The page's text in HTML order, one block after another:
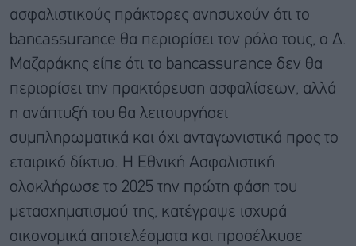
ασφαλιστικούς πράκτορες ανησυχούν ότι το
bancassurance θα περιορίσει τον ρόλο τους, ο Δ.
Μαζαράκης είπε ότι το bancassurance δεν θα
περιορίσει την πρακτόρευση ασφαλίσεων, αλλά
η ανάπτυξή του θα λειτουργήσει
συμπληρωματικά και όχι ανταγωνιστικά προς το
εταιρικό δίκτυο. Η Εθνική Ασφαλιστική
ολοκλήρωσε το 2025 την πρώτη φάση του
μετασχηματισμού της, κατέγραψε ισχυρά
οικονομικά αποτελέσματα και προσέλκυσε